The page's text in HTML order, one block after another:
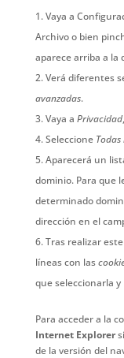
Vaya a
Archivo o bien
aparece arriba a la
Verá diferentes
avanzadas.
Vaya a Privacidad,
Seleccione
Aparecerá un
dominio. Para que
determinado
dirección en el
Tras realizar
líneas con las
que seleccionarla
Para acceder a la
Internet Explorer
de la versión del